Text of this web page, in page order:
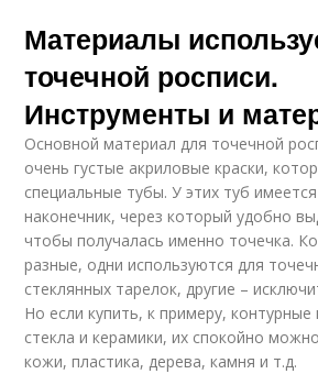
Материалы
точечной росписи.
Инструменты и
Основной материал для точечной
очень густые акриловые краски,
специальные тубы. У этих туб
наконечник, через который удобно
чтобы получалась именно точечка.
разные, одни используются для
стеклянных тарелок, другие –
Но если купить, к примеру, контурные
стекла и керамики, их спокойно
кожи, пластика, дерева, камня и т.д.